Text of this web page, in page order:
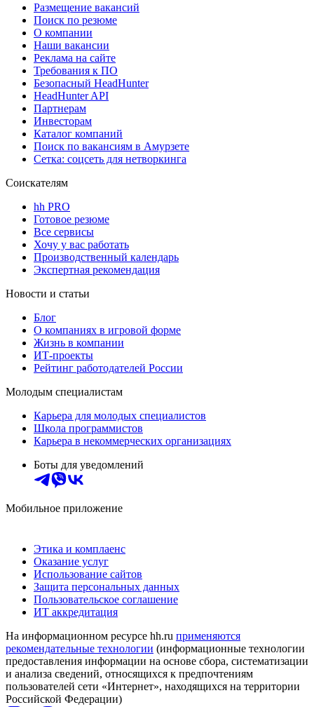
Размещение вакансий
Поиск по резюме
О компании
Наши вакансии
Реклама на сайте
Требования к ПО
Безопасный HeadHunter
HeadHunter API
Партнерам
Инвесторам
Каталог компаний
Поиск по вакансиям в Амурзете
Сетка: соцсеть для нетворкинга
Соискателям
hh PRO
Готовое резюме
Все сервисы
Хочу у вас работать
Производственный календарь
Экспертная рекомендация
Новости и статьи
Блог
О компаниях в игровой форме
Жизнь в компании
ИТ-проекты
Рейтинг работодателей России
Молодым специалистам
Карьера для молодых специалистов
Школа программистов
Карьера в некоммерческих организациях
Боты для уведомлений
Мобильное приложение
Этика и комплаенс
Оказание услуг
Использование сайтов
Защита персональных данных
Пользовательское соглашение
ИТ аккредитация
На информационном ресурсе hh.ru применяются
рекомендательные технологии (информационные технологии
предоставления информации на основе сбора, систематизации
и анализа сведений, относящихся к предпочтениям
пользователей сети «Интернет», находящихся на территории
Российской Федерации)